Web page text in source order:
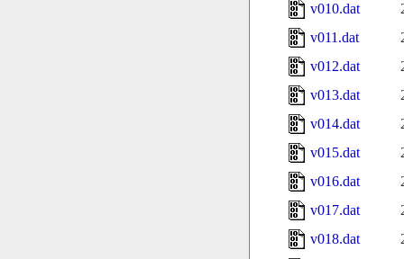
v010.dat
v011.dat
v012.dat
v013.dat
v014.dat
v015.dat
v016.dat
v017.dat
v018.dat